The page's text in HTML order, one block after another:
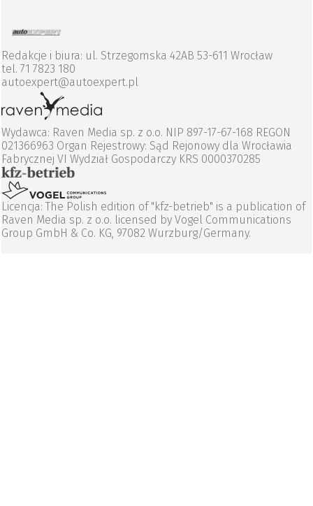
Redakcje i biura: ul. Strzegomska 42AB 53-611 Wrocław
tel. 71 7823 180
autoexpert@autoexpert.pl
Wydawca: Raven Media sp. z o.o. NIP 897-17-67-168 REGON
021366963 Organ Rejestrowy: Sąd Rejonowy dla Wrocławia
Fabrycznej VI Wydział Gospodarczy KRS 0000370285
Licencja: The Polish edition of "kfz-betrieb" is a publication of
Raven Media sp. z o.o. licensed by Vogel Communications
Group GmbH & Co. KG, 97082 Wurzburg/Germany.